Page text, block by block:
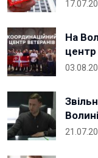
На
центр